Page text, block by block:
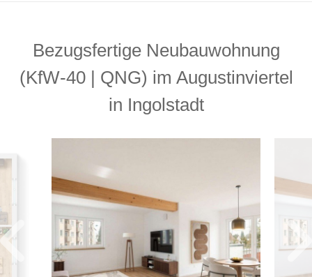
Bezugsfertige Neubauwohnung
(KfW-40 | QNG) im Augustinviertel
in Ingolstadt